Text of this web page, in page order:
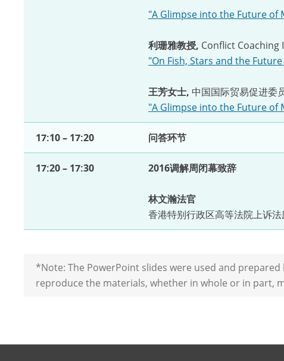
"A Glimpse into the Future
利珊雅教授, Conflict
"On Fish, Stars and the
王芳女士, 中国国际贸易促进委
"A Glimpse into the Future
17:10 – 17:20 问答环节
17:20 – 17:30 2016调解周闭幕致辞
林文瀚法官
香港特别行政区高等法院上诉
*Note: The PowerPoint slides were used and
reproduce the materials, whether in whole or in part,